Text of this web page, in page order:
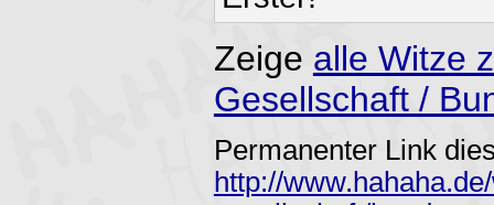
Zeige alle Witze
Gesellschaft /
Permanenter Link
http://